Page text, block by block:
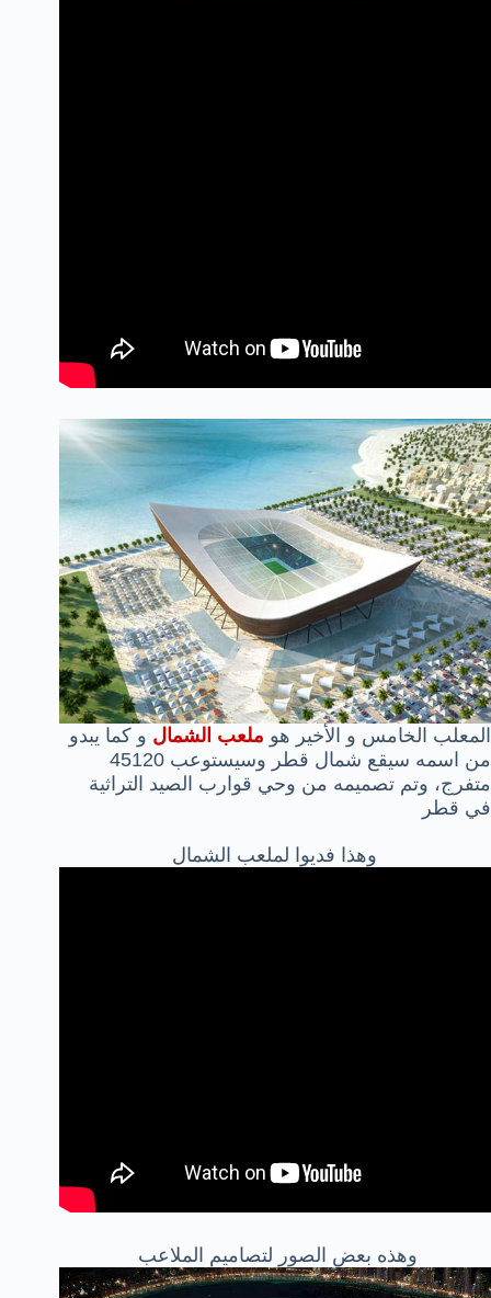
المعلب الخامس و الأخير هو ملعب الشمال و كما يبدو
من اسمه سيقع شمال قطر وسيستوعب 45120
متفرج، وتم تصميمه من وحي قوارب الصيد التراثية
في قطر
وهذا فديوا لملعب الشمال
وهذه بعض الصور لتصاميم الملاعب